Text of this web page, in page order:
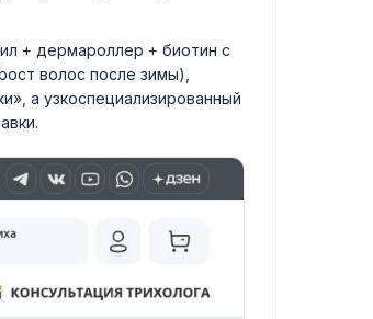
+ дермароллер + биотин с
волос после зимы),
а узкоспециализированный